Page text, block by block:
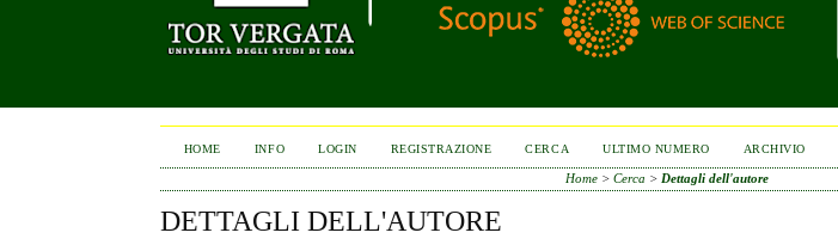
HOME INFO LOGIN REGISTRAZIONE CERCA ULTIMO NUMERO ARCHIVIO
Home> Cerca > Dettagli dell'autore
DETTAGLI DELL'AUTORE